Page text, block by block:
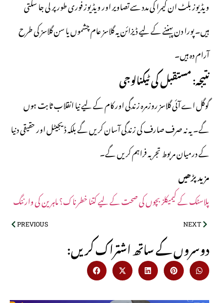
ویڈیوز بلٹ ان کیمرا کی مدد سے تصاویر اور ویڈیوز فوری طور پر لی جا سکتی
ہیں۔ پورا دن پہننے کے لیے ڈیزائن یہ گلاسز عام چشموں یا سن گلاسز کی طرح
آرام دہ ہیں۔
نتیجہ: مستقبل کی ٹیکنالوجی
گوگل اے آئی گلاسز روزمرہ زندگی اور کام کے لیے نیا انقلاب ثابت ہوں
گے۔ یہ نہ صرف صارف کی زندگی آسان کریں گے بلکہ ڈیجیٹل اور حقیقی دنیا
کے درمیان مربوط تجربہ فراہم کریں گے۔
مزید پڑھیں
پلاسٹک کے کیمیکلز بچوں کی صحت کے لیے کتنا خطرناک؟ ماہرین کی وارننگ
PREVIOUS NEXT
:دوسروں کے ساتھ اشتراک کریں